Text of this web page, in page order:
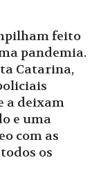
feito
pandemia.
Catarina,
a deixam
e uma
com as
os